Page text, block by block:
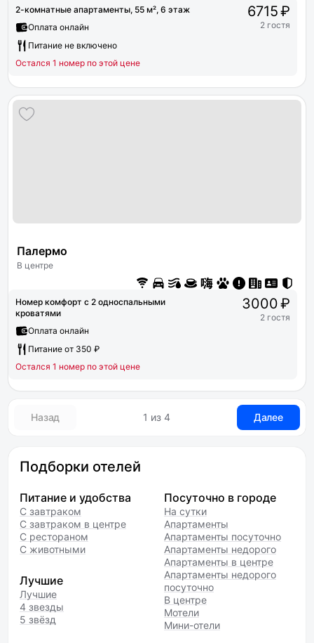
2-комнатные апартаменты, 55 м², 6 этаж
Оплата онлайн
Питание не включено
Остался 1 номер по этой цене
6715 ₽
2 гостя
Палермо
В центре
Номер комфорт с 2 односпальными
кроватями
Оплата онлайн
Питание от 350 ₽
Остался 1 номер по этой цене
3000 ₽
2 гостя
Назад 1 из 4 Далее
Подборки отелей
Питание и удобства
С завтраком
С завтраком в центре
С рестораном
С животными
Лучшие
Лучшие
4 звезды
5 звёзд
Посуточно в городе
На сутки
Апартаменты
Апартаменты посуточно
Апартаменты недорого
Апартаменты в центре
Апартаменты недорого
посуточно
В центре
Мотели
Мини-отели